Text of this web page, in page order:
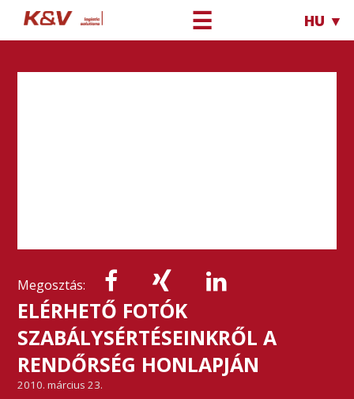
☰ HU ▼
Megosztás:
ELÉRHETŐ FOTÓK
SZABÁLYSÉRTÉSEINKRŐL A
RENDŐRSÉG HONLAPJÁN
2010. március 23.